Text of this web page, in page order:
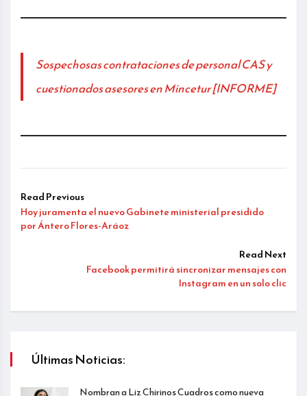
Sospechosas contrataciones de personal CAS y
cuestionados asesores en Mincetur [INFORME]
Read Previous
Hoy juramenta el nuevo Gabinete ministerial presidido
por Ántero Flores-Aráoz
Read Next
Facebook permitirá sincronizar mensajes con
Instagram en un solo clic
Últimas Noticias:
Nombran a Liz Chirinos Cuadros como nueva